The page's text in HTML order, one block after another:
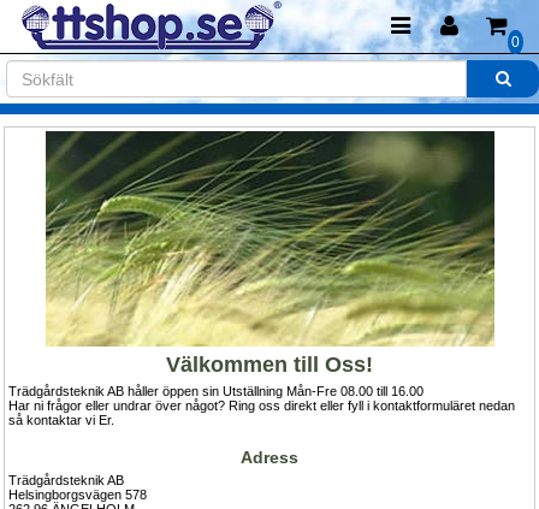
0
Välkommen till Oss!
Trädgårdsteknik AB håller öppen sin Utställning Mån-Fre 08.00 till 16.00
Har ni frågor eller undrar över något? Ring oss direkt eller fyll i kontaktformuläret nedan
så kontaktar vi Er.
Adress
Trädgårdsteknik AB
Helsingborgsvägen 578